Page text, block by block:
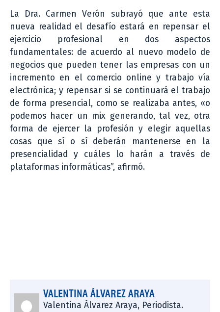
La Dra. Carmen Verón subrayó que ante esta
nueva realidad el desafío estará en repensar el
ejercicio profesional en dos aspectos
fundamentales: de acuerdo al nuevo modelo de
negocios que pueden tener las empresas con un
incremento en el comercio online y trabajo vía
electrónica; y repensar si se continuará el trabajo
de forma presencial, como se realizaba antes, «o
podemos hacer un mix generando, tal vez, otra
forma de ejercer la profesión y elegir aquellas
cosas que sí o sí deberán mantenerse en la
presencialidad y cuáles lo harán a través de
plataformas informáticas”, afirmó.
VALENTINA ÁLVAREZ ARAYA
Valentina Álvarez Araya, Periodista.